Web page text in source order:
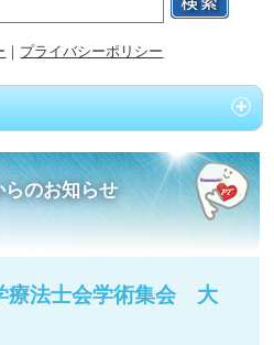
｜ プライバシーポリシー
らのお知らせ
療法士会学術集会 大